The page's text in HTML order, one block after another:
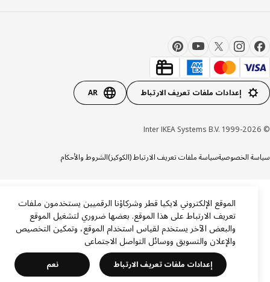
إعدادات ملفات تعريف الارتباط AR
الخصوصيةسياسة ملفات تعريف الارتباط (الكوكيز)الشروط والأحكام
الموقع الإلكتروني لايكيا قطر وشركاؤنا الرقميين يستخدمون ملفات
تعريف الارتباط على هذا الموقع. بعضها ضروري لتشغيل الموقع
والبعض الآخر يستخدم لقياس استخدام الموقع، وتمكين التخصيص
والإعلان والتسويق ووسائل التواصل الاجتماعي
إعدادات ملفات تعريف الارتباط نعم